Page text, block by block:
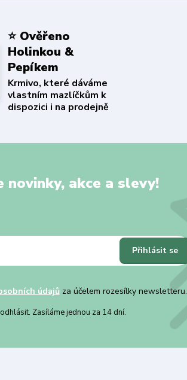
⭐ Ověřeno
Holinkou &
Pepíkem
Krmivo, které dáváme
vlastním mazlíčkům k
dispozici i na prodejně
novinky, akce a slevy!
Přihlásit se
údajů za účelem rozesílky newsletteru.
Zasíláme jednou za 14 dní.